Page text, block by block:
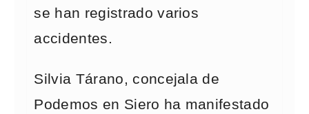
se han registrado varios
accidentes.
Silvia Tárano, concejala de
Podemos en Siero ha manifestado